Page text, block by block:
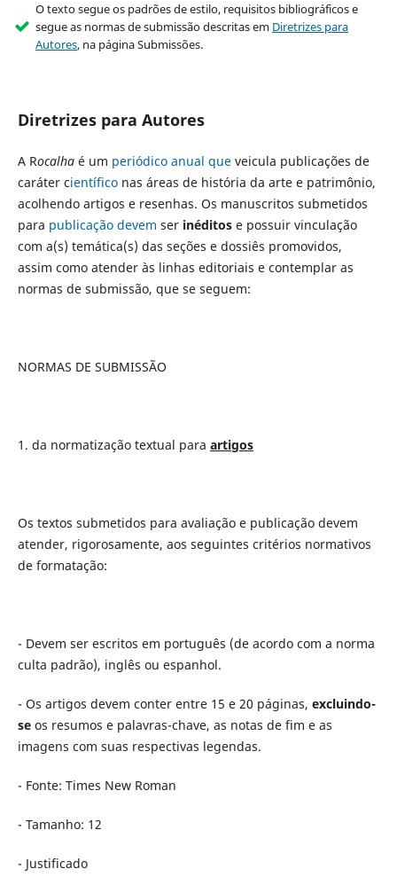
O texto segue os padrões de estilo, requisitos bibliográficos e
segue as normas de submissão descritas em Diretrizes para
Autores, na página Submissões.
Diretrizes para Autores
A Rocalhaé um periódico anual que veicula publicações de
caráter científico nas áreas de história da arte e patrimônio,
acolhendo artigos e resenhas. Os manuscritos submetidos
para publicação devem ser inéditos e possuir vinculação
com a(s) temática(s) das seções e dossiês promovidos,
assim como atender às linhas editoriais e contemplar as
normas de submissão, que se seguem:
NORMAS DE SUBMISSÃO
1. da normatização textual para artigos
Os textos submetidos para avaliação e publicação devem
atender, rigorosamente, aos seguintes critérios normativos
de formatação:
- Devem ser escritos em português (de acordo com a norma
culta padrão), inglês ou espanhol.
- Os artigos devem conter entre 15 e 20 páginas, excluindo-
seos resumos e palavras-chave, as notas de fim e as
imagens com suas respectivas legendas.
- Fonte: Times New Roman
- Tamanho: 12
- Justificado